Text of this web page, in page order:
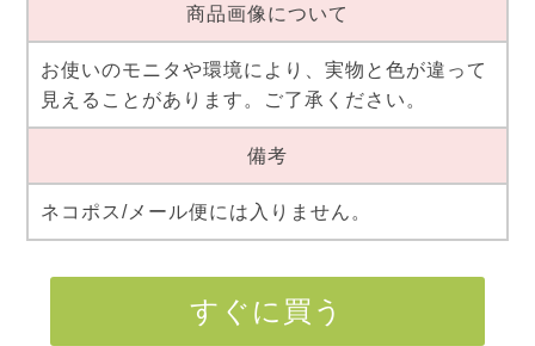
商品画像について
お使いのモニタや環境により、実物と色が違って
見えることがあります。ご了承ください。
備考
ネコポス/メール便には入りません。
すぐに買う